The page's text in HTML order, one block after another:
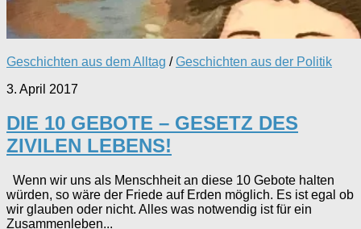
Geschichten aus dem Alltag /Geschichten aus der Politik
3. April 2017
DIE 10 GEBOTE – GESETZ DES
ZIVILEN LEBENS!
Wenn wir uns als Menschheit an diese 10 Gebote halten
würden, so wäre der Friede auf Erden möglich. Es ist egal ob
wir glauben oder nicht. Alles was notwendig ist für ein
Zusammenleben...